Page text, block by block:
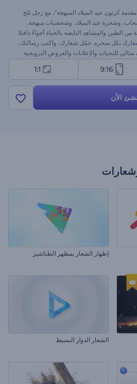
كرتون عيد الميلاد المبهجة"، مع رجل ثلج
وشجرة عيد الميلاد، وشخصيات مبهجة.
الطين والمشاهد النابضة بالحياة أجواءً دافئةً
شعارك بكل سحره. حمّل شعارك، واكتب رسالتك،
للتحيات والإعلانات والعروض الترويجية
9:16
1:1
الأن
إظهار الشعار بمظهر الطباشير
الشعار الدوار البسيط